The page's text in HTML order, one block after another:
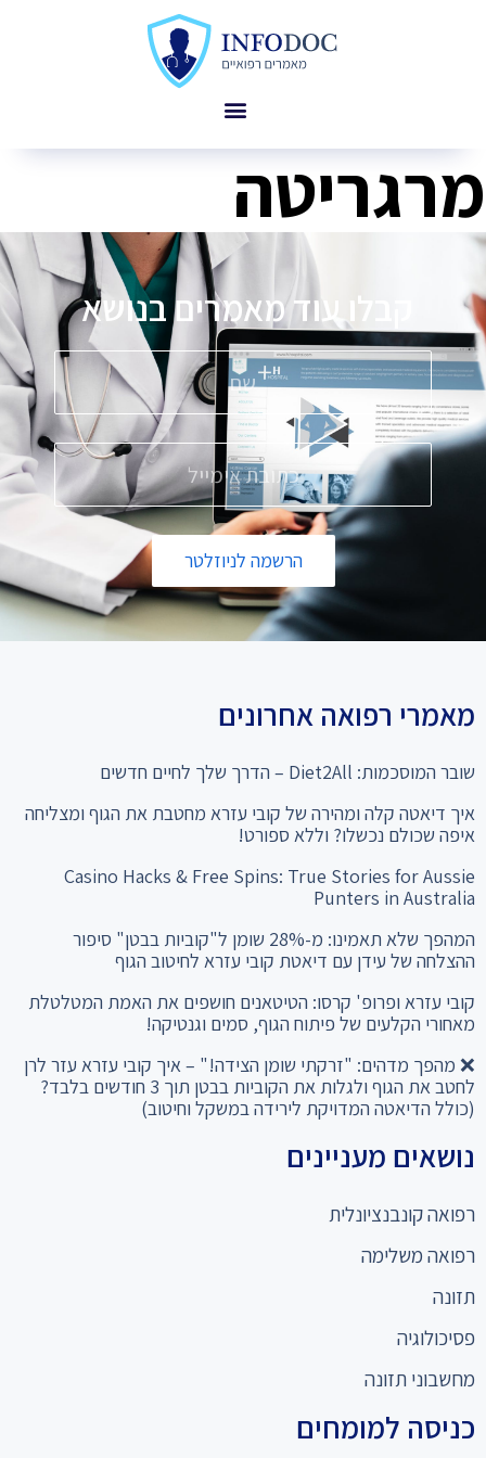
מרגריטה
קבלו עוד מאמרים בנושא
הרשמה לניוזלטר
מאמרי רפואה אחרונים
שובר המוסכמות: Diet2All – הדרך שלך לחיים חדשים
איך דיאטה קלה ומהירה של קובי עזרא מחטבת את הגוף ומצליחה
איפה שכולם נכשלו? וללא ספורט!
Casino Hacks & Free Spins: True Stories for Aussie
Punters in Australia
המהפך שלא תאמינו: מ-28% שומן ל"קוביות בבטן" סיפור
ההצלחה של עידן עם דיאטת קובי עזרא לחיטוב הגוף
קובי עזרא ופרופ' קרסו: הטיטאנים חושפים את האמת המטלטלת
מאחורי הקלעים של פיתוח הגוף, סמים וגנטיקה!
❌ מהפך מדהים: "זרקתי שומן הצידה!" – איך קובי עזרא עזר לרן
לחטב את הגוף ולגלות את הקוביות בבטן תוך 3 חודשים בלבד?
(כולל הדיאטה המדויקת לירידה במשקל וחיטוב)
נושאים מעניינים
רפואה קונבנציונלית
רפואה משלימה
תזונה
פסיכולוגיה
מחשבוני תזונה
כניסה למומחים